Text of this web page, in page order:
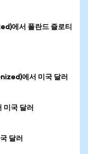
에서 폴란드 즐로티
에서 미국 달러
국 달러
달러